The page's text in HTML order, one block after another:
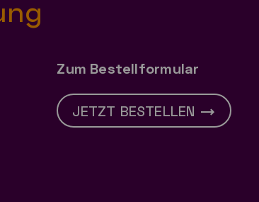
Zum Bestellformular
JETZT BESTELLEN